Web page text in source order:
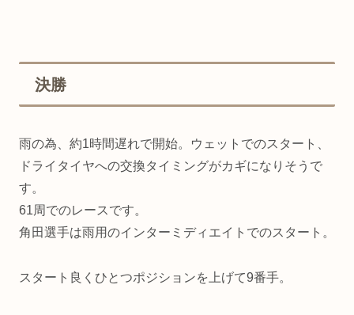
決勝
雨の為、約1時間遅れで開始。ウェットでのスタート、
ドライタイヤへの交換タイミングがカギになりそうで
す。
61周でのレースです。
角田選手は雨用のインターミディエイトでのスタート。
スタート良くひとつポジションを上げて9番手。